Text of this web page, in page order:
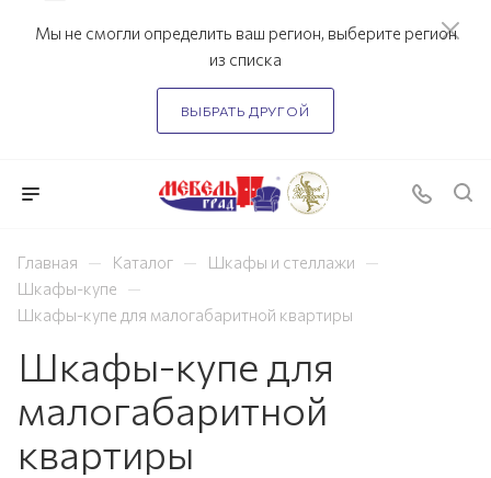
Мы не смогли определить ваш регион, выберите регион
из списка
ВЫБРАТЬ ДРУГОЙ
Главная — Каталог — Шкафы и стеллажи —
Шкафы-купе —
Шкафы-купе для малогабаритной квартиры
Шкафы-купе для
малогабаритной
квартиры